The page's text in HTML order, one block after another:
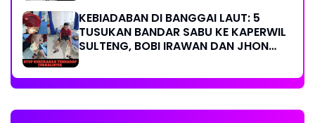
KEBIADABAN DI BANGGAI LAUT: 5
TUSUKAN BANDAR SABU KE KAPERWIL
SULTENG, BOBI IRAWAN DAN JHON
KERAS KINERJA POLRI!